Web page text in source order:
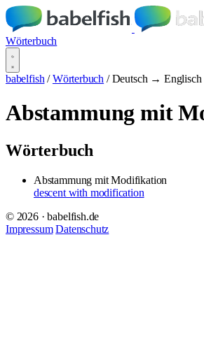
Wörterbuch
babelfish / Wörterbuch / Deutsch → Englisch
Abstammung mit
Wörterbuch
Abstammung mit Modifikation
descent with modification
© 2026 · babelfish.de
Impressum Datenschutz